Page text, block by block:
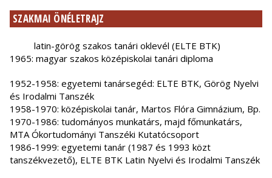
SZAKMAI ÖNÉLETRAJZ
latin-görög szakos tanári oklevél (ELTE BTK)
1965: magyar szakos középiskolai tanári diploma
1952-1958: egyetemi tanársegéd: ELTE BTK, Görög Nyelvi
és Irodalmi Tanszék
1958-1970: középiskolai tanár, Martos Flóra Gimnázium, Bp.
1970-1986: tudományos munkatárs, majd főmunkatárs,
MTA Ókortudományi Tanszéki Kutatócsoport
1986-1999: egyetemi tanár (1987 és 1993 közt
tanszékvezető), ELTE BTK Latin Nyelvi és Irodalmi Tanszék